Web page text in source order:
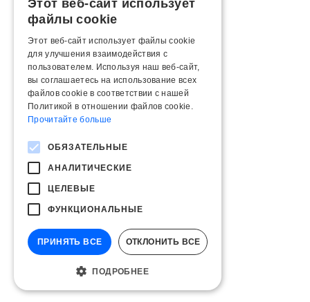
Этот веб-сайт использует
файлы cookie
Этот веб-сайт использует файлы cookie
для улучшения взаимодействия с
пользователем. Используя наш веб-сайт,
вы соглашаетесь на использование всех
файлов cookie в соответствии с нашей
Политикой в ​​отношении файлов cookie.
Прочитайте больше
ОБЯЗАТЕЛЬНЫЕ
АНАЛИТИЧЕСКИЕ
ЦЕЛЕВЫЕ
ФУНКЦИОНАЛЬНЫЕ
ПРИНЯТЬ ВСЕ ОТКЛОНИТЬ ВСЕ
ПОДРОБНЕЕ